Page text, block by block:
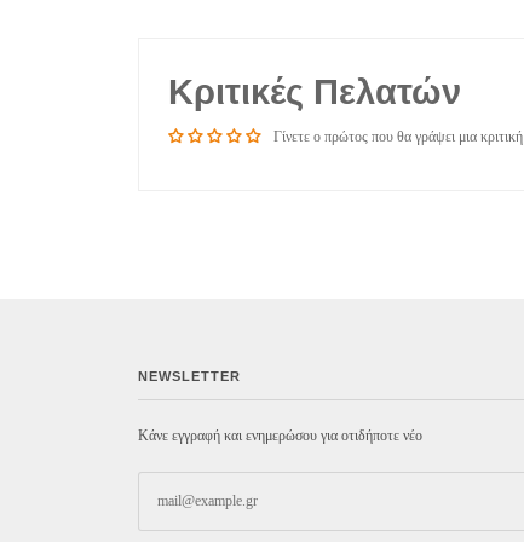
Κριτικές Πελατών
Γίνετε ο πρώτος που θα γράψει μια κριτική
NEWSLETTER
Κάνε εγγραφή και ενημερώσου για οτιδήποτε νέο